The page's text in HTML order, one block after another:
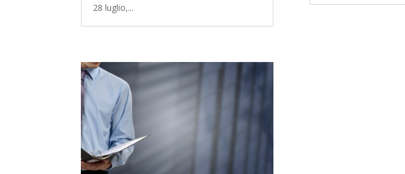
28 luglio,...